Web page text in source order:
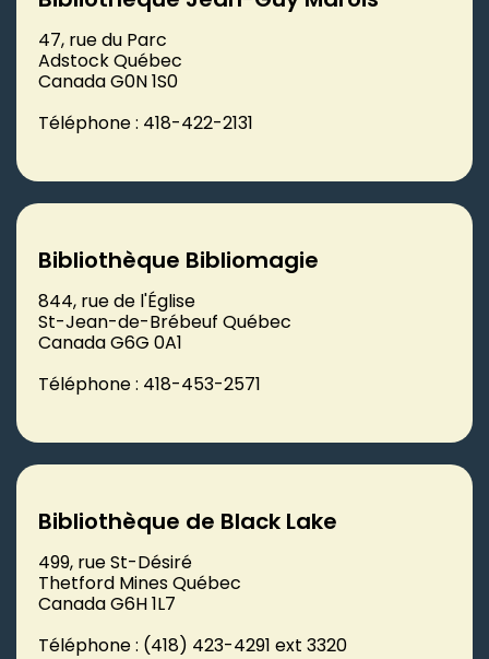
47, rue du Parc
Adstock Québec
Canada G0N 1S0
Téléphone : 418-422-2131
Bibliothèque Bibliomagie
844, rue de l'Église
St-Jean-de-Brébeuf Québec
Canada G6G 0A1
Téléphone : 418-453-2571
Bibliothèque de Black Lake
499, rue St-Désiré
Thetford Mines Québec
Canada G6H 1L7
Téléphone : (418) 423-4291 ext 3320